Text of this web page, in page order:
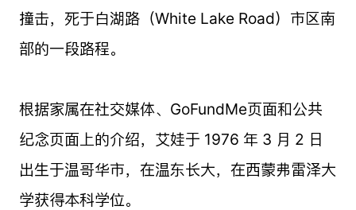
撞击，死于白湖路（White Lake Road）市区南
部的一段路程。
根据家属在社交媒体、GoFundMe页面和公共
纪念页面上的介绍，艾娃于 1976 年 3 月 2 日
出生于温哥华市，在温东长大，在西蒙弗雷泽大
学获得本科学位。